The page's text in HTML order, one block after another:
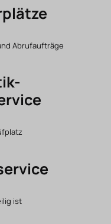
Abrufaufträge
ist